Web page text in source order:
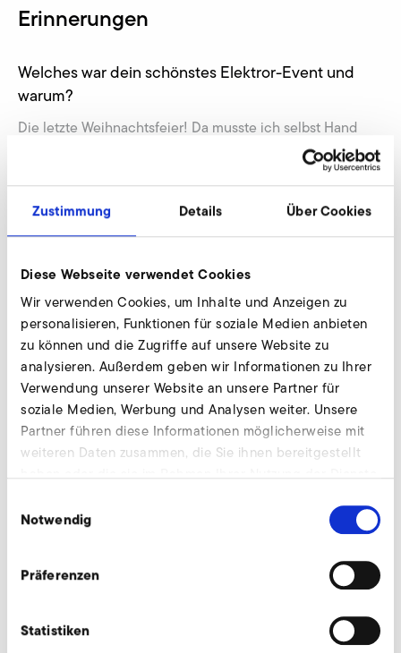
Zustimmung Details Über Cookies
Diese Webseite verwendet Cookies
Wir verwenden Cookies, um Inhalte und Anzeigen zu
personalisieren, Funktionen für soziale Medien anbieten
zu können und die Zugriffe auf unsere Website zu
analysieren. Außerdem geben wir Informationen zu Ihrer
Verwendung unserer Website an unsere Partner für
soziale Medien, Werbung und Analysen weiter. Unsere
Partner führen diese Informationen möglicherweise mit
weiteren Daten zusammen, die Sie ihnen bereitgestellt
Notwendig
Präferenzen
Statistiken
Erinnerungen
Welches war dein schönstes Elektror-Event und
warum?
Die letzte Weihnachtsfeier! Da musste ich selbst Hand
anlegen und bekam sehr gute Rückmeldungen, das hat
Welches Erlebnis bei Elektror blieb dir besonders
im Kopf?
Die verschiedenen Aufenthalte in der Produktion in
Produktion unserer Ventilatoren mit, sondern musste auch
lernen, selbstbewusst zu sein.